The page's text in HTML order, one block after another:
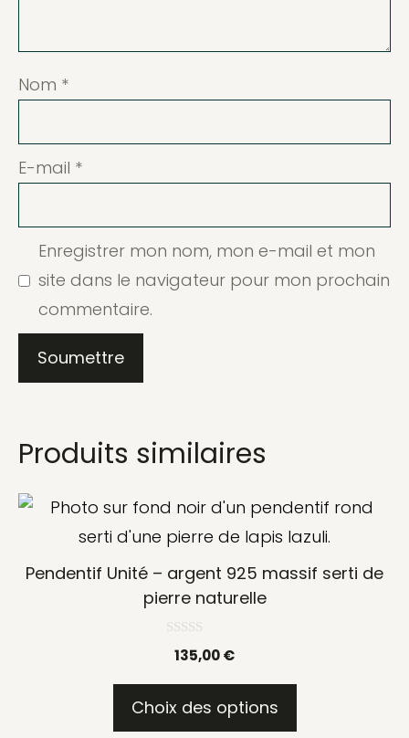
Nom *
E-mail *
Enregistrer mon nom, mon e-mail et mon
site dans le navigateur pour mon prochain
commentaire.
Produits similaires
Pendentif Unité – argent 925 massif serti de
pierre naturelle
r
5
135,00€
Choix des options
Ce
a